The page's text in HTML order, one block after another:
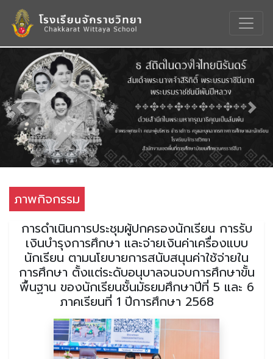
Previous Next
ภาพกิจกรรม
การดำเนินการประชุมผู้ปกครองนักเรียน การรับ
เงินบำรุงการศึกษา และจ่ายเงินค่าเครื่องแบบ
นักเรียน ตามนโยบายการสนับสนุนค่าใช้จ่ายใน
การศึกษา ตั้งแต่ระดับอนุบาลจนจบการศึกษาขั้น
พื้นฐาน ของนักเรียนชั้นมัธยมศึกษาปีที่ 5 และ 6
ภาคเรียนที่ 1 ปีการศึกษา 2568